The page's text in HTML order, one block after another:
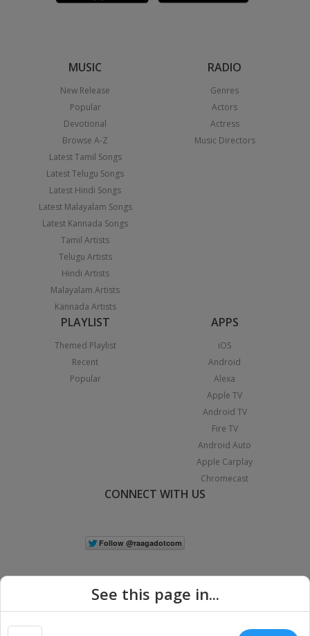
MUSIC
New Release
Popular
Devotional
Browse A-Z
Latest Tamil Songs
Latest Telugu Songs
Latest Hindi Songs
Latest Malayalam Songs
Latest Kannada Songs
Tamil Artists
Telugu Artists
Hindi Artists
Malayalam Artists
Kannada Artists
RADIO
Genres
Actors
Actress
Music Directors
PLAYLIST
Themed Playlist
Recent
Popular
APPS
iOS
Android
Alexa
Apple TV
Android TV
Fire TV
Android Auto
Apple Carplay
Chromecast
CONNECT WITH US
See this page in...